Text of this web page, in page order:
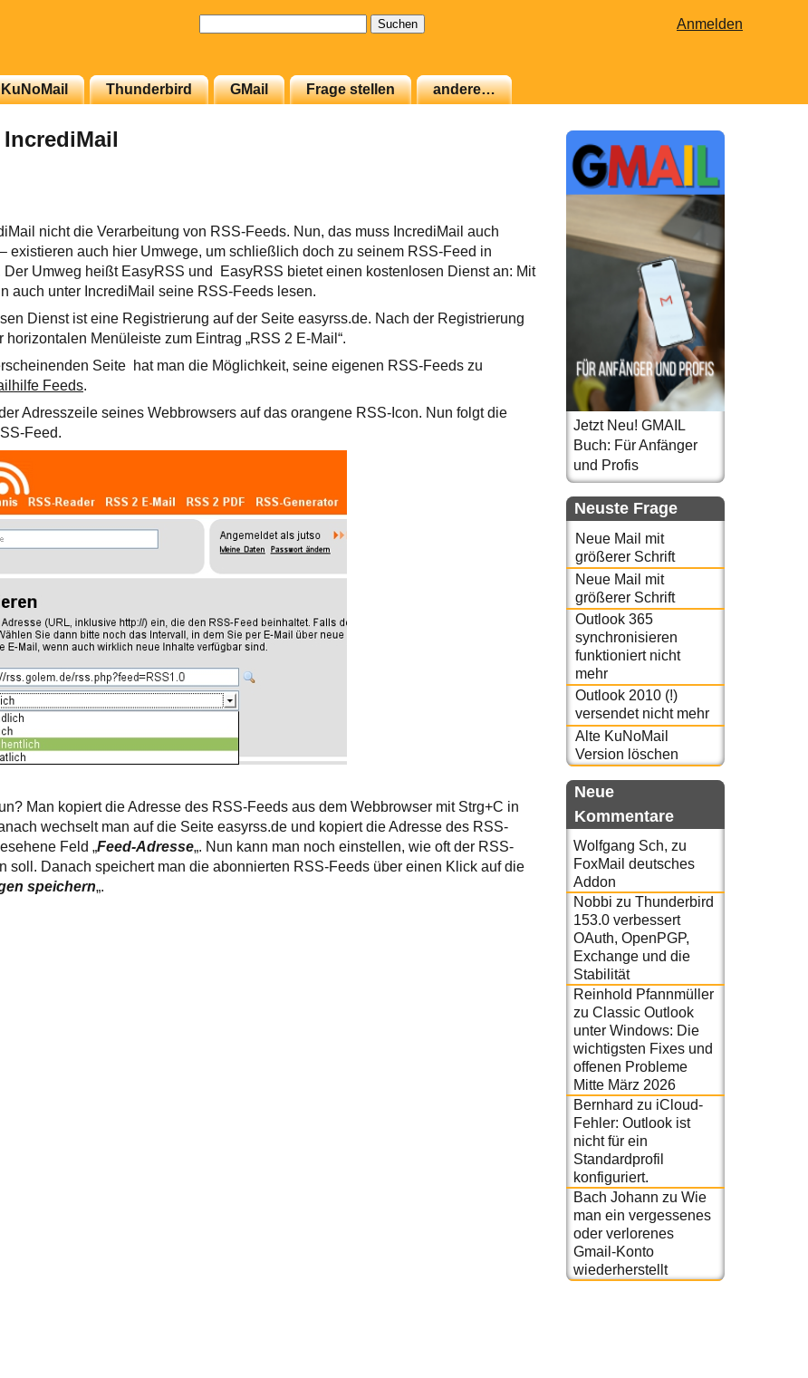
Anmelden
KuNoMail Thunderbird GMail Frage stellen andere…
nicht die Verarbeitung von RSS-Feeds. Nun, das muss IncrediMail auch
existieren auch hier Umwege, um schließlich doch zu seinem RSS-Feed in
Der Umweg heißt EasyRSS und EasyRSS bietet einen kostenlosen Dienst an: Mit
auch unter IncrediMail seine RSS-Feeds lesen.
Dienst ist eine Registrierung auf der Seite easyrss.de. Nach der Registrierung
horizontalen Menüleiste zum Eintrag „RSS 2 E-Mail“.
Seite hat man die Möglichkeit, seine eigenen RSS-Feeds zu
Feeds.
Adresszeile seines Webbrowsers auf das orangene RSS-Icon. Nun folgt die
Feed.
Man kopiert die Adresse des RSS-Feeds aus dem Webbrowser mit Strg+C in
wechselt man auf die Seite easyrss.de und kopiert die Adresse des RSS-
Feld „Feed-Adresse„. Nun kann man noch einstellen, wie oft der RSS-
soll. Danach speichert man die abonnierten RSS-Feeds über einen Klick auf die
speichern„.
Jetzt Neu! GMAIL
Buch: Für Anfänger
und Profis
Neuste Frage
Neue Mail mit
größerer Schrift
Neue Mail mit
größerer Schrift
Outlook 365
synchronisieren
funktioniert nicht
mehr
Outlook 2010 (!)
versendet nicht mehr
Alte KuNoMail
Version löschen
Neue
Kommentare
Wolfgang Sch, zu
FoxMail deutsches
Addon
Nobbi zu Thunderbird
153.0 verbessert
OAuth, OpenPGP,
Exchange und die
Stabilität
Reinhold Pfannmüller
zu Classic Outlook
unter Windows: Die
wichtigsten Fixes und
offenen Probleme
Mitte März 2026
Bernhard zu iCloud-
Fehler: Outlook ist
nicht für ein
Standardprofil
konfiguriert.
Bach Johann zu Wie
man ein vergessenes
oder verlorenes
Gmail-Konto
wiederherstellt